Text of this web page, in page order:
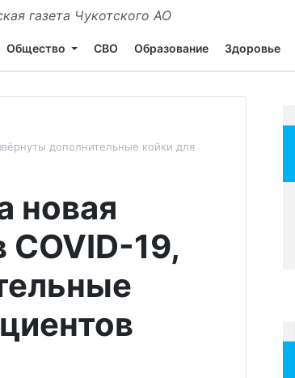
газета Чукотского АО
Общество СВО Образование Здоровье
дополнительные койки для
новая
COVID-19,